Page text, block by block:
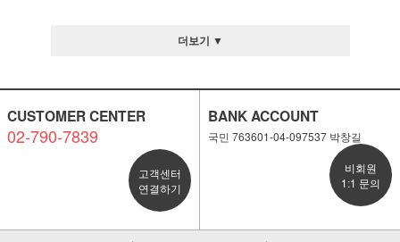
더보기 ▼
CUSTOMER CENTER
02-790-7839
고객센터
연결하기
BANK ACCOUNT
국민 763601-04-097537 박창길
비회원
1:1 문의